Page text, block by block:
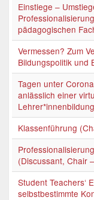
Einstiege –
pädagogischen
Vermessen? Zum
Bildungspolitik und
Tagen unter
anlässlich einer
Klassenführung
(Discussant, Chair
Student Teachers‘
selbstbestimmte